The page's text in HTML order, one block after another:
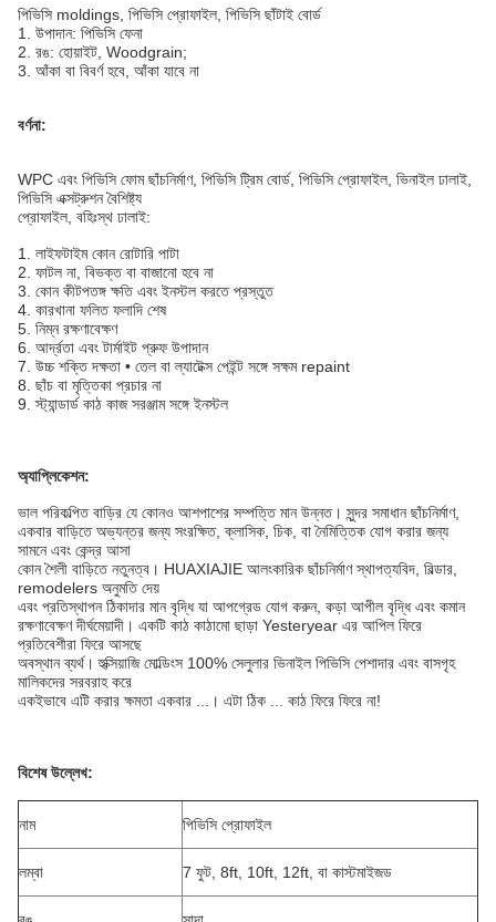
পিভিসি moldings, পিভিসি প্রোফাইল, পিভিসি ছাঁটাই বোর্ড
1. উপাদান: পিভিসি ফেনা
2. রঙ: হোয়াইট, Woodgrain;
3. আঁকা বা বিবর্ণ হবে, আঁকা যাবে না
বর্ণনা:
WPC এবং পিভিসি ফোম ছাঁচনির্মাণ, পিভিসি ট্রিম বোর্ড, পিভিসি প্রোফাইল, ভিনাইল ঢালাই,
পিভিসি এক্সট্রুশন বৈশিষ্ট্য
প্রোফাইল, বহিঃস্থ ঢালাই:
1. লাইফটাইম কোন রোটারি পাটা
2. ফাটল না, বিভক্ত বা বাজানো হবে না
3. কোন কীটপতঙ্গ ক্ষতি এবং ইনস্টল করতে প্রস্তুত
4. কারখানা ফলিত ফলাদি শেষ
5. নিম্ন রক্ষণাবেক্ষণ
6. আর্দ্রতা এবং টার্মাইট প্রুফ উপাদান
7. উচ্চ শক্তি দক্ষতা • তেল বা ল্যাটেক্স পেইন্ট সঙ্গে সক্ষম repaint
8. ছাঁচ বা মৃত্তিকা প্রচার না
9. স্ট্যান্ডার্ড কাঠ কাজ সরঞ্জাম সঙ্গে ইনস্টল
অ্যাপ্লিকেশন:
ভাল পরিকল্পিত বাড়ির যে কোনও আশপাশের সম্পত্তি মান উন্নত। সুন্দর সমাধান ছাঁচনির্মাণ,
একবার বাড়িতে অভ্যন্তর জন্য সংরক্ষিত, ক্লাসিক, চিক, বা নৈমিত্তিক যোগ করার জন্য
সামনে এবং কেন্দ্র আসা
কোন শৈলী বাড়িতে নতুনত্ব। HUAXIAJIE আলংকারিক ছাঁচনির্মাণ স্থাপত্যবিদ, বিল্ডার,
remodelers অনুমতি দেয়
এবং প্রতিস্থাপন ঠিকাদার মান বৃদ্ধি যা আপগ্রেড যোগ করুন, কড়া আপীল বৃদ্ধি এবং কমান
রক্ষণাবেক্ষণ দীর্ঘমেয়াদী। একটি কাঠ কাঠামো ছাড়া Yesteryear এর আপিল ফিরে
প্রতিবেশীরা ফিরে আসছে
অবস্থান ব্যর্থ। হুক্সিয়াজি মোল্ডিংস 100% সেলুলার ভিনাইল পিভিসি পেশাদার এবং বাসগৃহ
মালিকদের সরবরাহ করে
একইভাবে এটি করার ক্ষমতা একবার ...। এটা ঠিক ... কাঠ ফিরে ফিরে না!
বিশেষ উল্লেখ:
নাম পিভিসি প্রোফাইল
লম্বা 7 ফুট, 8ft, 10ft, 12ft, বা কাস্টমাইজড